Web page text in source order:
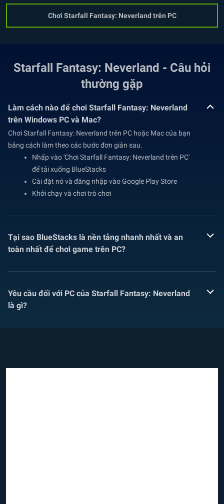
Chơi Starfall Fantasy: Neverland trên PC
Starfall Fantasy: Neverland - Câu hỏi
thường gặp
Làm cách nào để chơi Starfall Fantasy: Neverland
trên Windows PC và Mac?
Chơi Starfall Fantasy: Neverland trên PC hoặc Mac của bạn
bằng cách làm theo các bước đơn giản sau.
Nhấp vào 'Chơi Starfall Fantasy: Neverland trên PC'
để tải xuống BlueStacks
Cài đặt nó và đăng nhập vào Google Play Store
Khởi chạy và chơi trò chơi
Tại sao BlueStacks là nền tảng nhanh nhất và an
toàn nhất để chơi game trên PC?
Yêu cầu đối với PC của Starfall Fantasy: Neverland
là gì?